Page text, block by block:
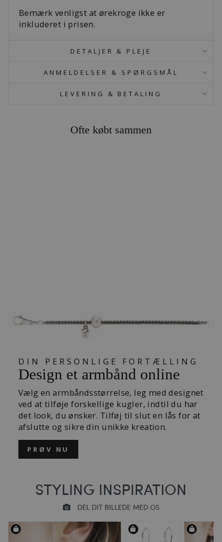
Bemærk venligst at ørekroge ikke er
inkluderet i prisen.
DETALJER & PLEJE
ANMELDELSER & SPØRGSMÅL
LEVERING & BETALING
Ofte købt sammen
DIN PERSONLIGE FORTÆLLING
Design et armbånd online
Vælg en armbåndsstørrelse, leg med designet
ved at tilføje forskellige kugler, indtil du har
det look, du ønsker. Tilføj til slut en lås for at
afslutte og sikre din unikke kreation.
PRØV NU